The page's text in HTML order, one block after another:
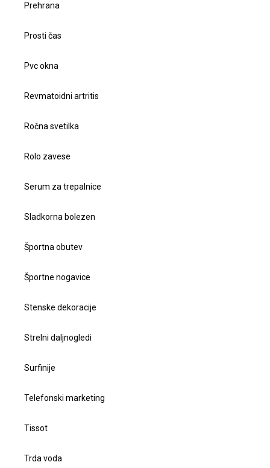
Prehrana
Prosti čas
Pvc okna
Revmatoidni artritis
Ročna svetilka
Rolo zavese
Serum za trepalnice
Sladkorna bolezen
Športna obutev
Športne nogavice
Stenske dekoracije
Strelni daljnogledi
Surfinije
Telefonski marketing
Tissot
Trda voda